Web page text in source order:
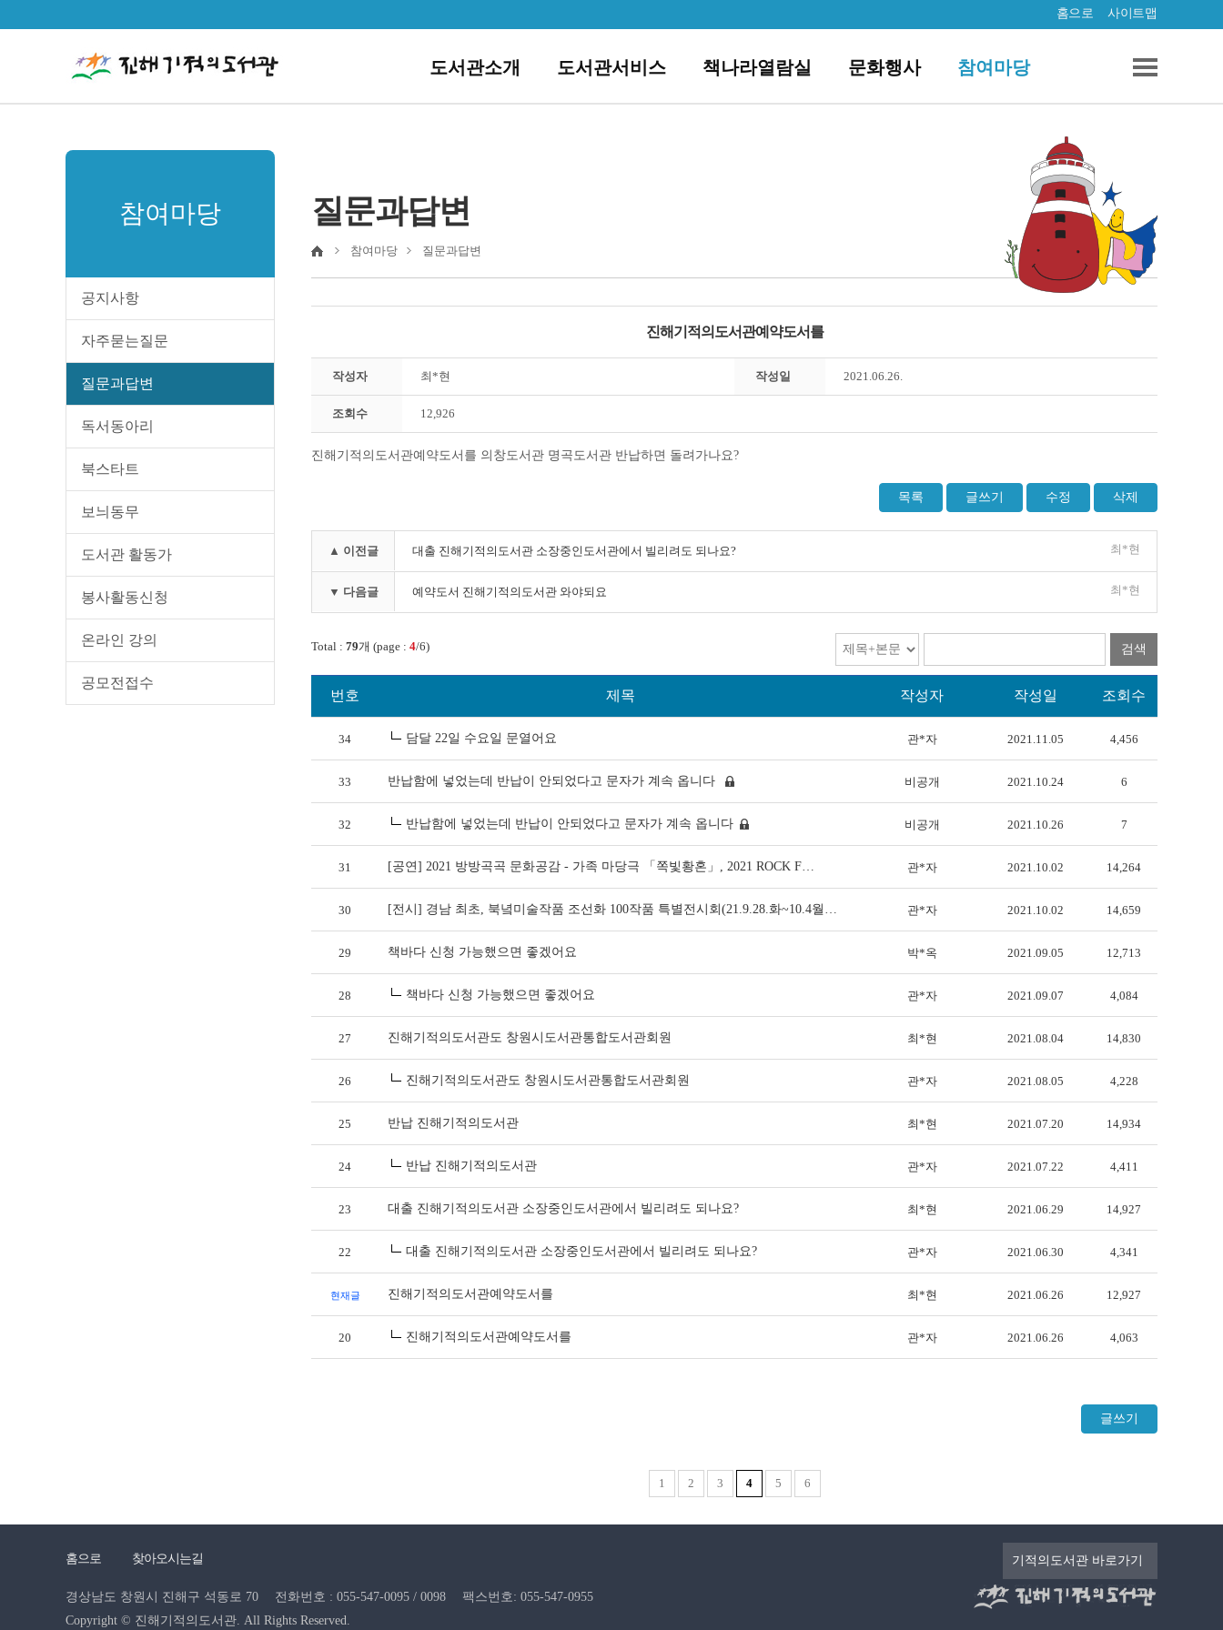
홈으로 사이트맵
도서관소개 도서관서비스 책나라열람실 문화행사 참여마당
전자도서관
참여마당
공지사항
자주묻는질문
질문과답변
독서동아리
북스타트
보늬동무
도서관 활동가
봉사활동신청
온라인 강의
공모전접수
질문과답변
참여마당 질문과답변
진해기적의도서관예약도서를
작성자 최*현 작성일 2021.06.26.
조회수 12,926
진해기적의도서관예약도서를 의창도서관 명곡도서관 반납하면 돌려가나요?
목록 글쓰기 수정 삭제
▲ 이전글 대출 진해기적의도서관 소장중인도서관에서 빌리려도 되나요? 최*현
▼ 다음글 예약도서 진해기적의도서관 와야되요 최*현
Total : 79개 (page : 4/6) 검색
번호 제목 작성자 작성일 조회수
34 담달 22일 수요일 문열어요 관*자 2021.11.05 4,456
33 반납함에 넣었는데 반납이 안되었다고 문자가 계속 옵니다 비공개 2021.10.24 6
32 반납함에 넣었는데 반납이 안되었다고 문자가 계속 옵니다 비공개 2021.10.26 7
31 [공연] 2021 방방곡곡 문화공감 - 가족 마당극 「쪽빛황혼」, 2021 ROCK F… 관*자 2021.10.02 14,264
30 [전시] 경남 최초, 북녘미술작품 조선화 100작품 특별전시회(21.9.28.화~10.4월… 관*자 2021.10.02 14,659
29 책바다 신청 가능했으면 좋겠어요 박*옥 2021.09.05 12,713
28 책바다 신청 가능했으면 좋겠어요 관*자 2021.09.07 4,084
27 진해기적의도서관도 창원시도서관통합도서관회원 최*현 2021.08.04 14,830
26 진해기적의도서관도 창원시도서관통합도서관회원 관*자 2021.08.05 4,228
25 반납 진해기적의도서관 최*현 2021.07.20 14,934
24 반납 진해기적의도서관 관*자 2021.07.22 4,411
23 대출 진해기적의도서관 소장중인도서관에서 빌리려도 되나요? 최*현 2021.06.29 14,927
22 대출 진해기적의도서관 소장중인도서관에서 빌리려도 되나요? 관*자 2021.06.30 4,341
현재글 진해기적의도서관예약도서를 최*현 2021.06.26 12,927
20 진해기적의도서관예약도서를 관*자 2021.06.26 4,063
글쓰기
1 2 3 4 5 6
홈으로 찾아오시는길
경상남도 창원시 진해구 석동로 70 전화번호 : 055-547-0095 / 0098
팩스번호: 055-547-0955
Copyright © 진해기적의도서관. All Rights Reserved.
기적의도서관 바로가기